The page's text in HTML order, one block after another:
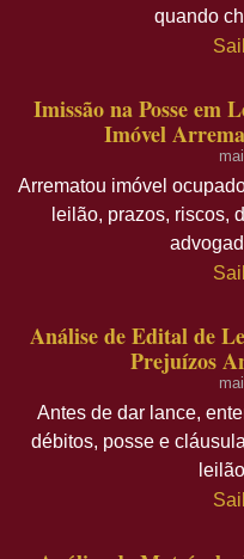
quando
Imissão na Posse em
Imóvel
Arrematou imóvel
leilão, prazos, riscos,
Análise de Edital de
Prejuízos
Antes de dar lance,
débitos, posse e